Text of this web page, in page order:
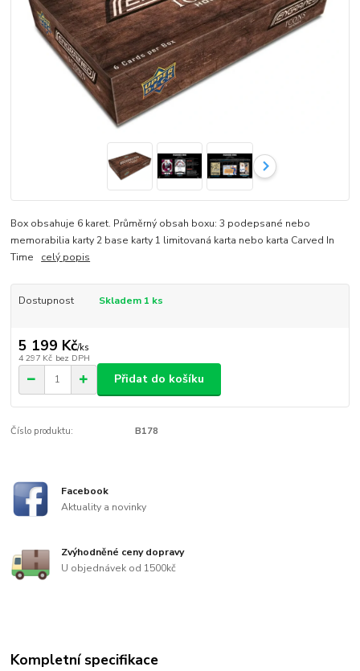
Box obsahuje 6 karet. Průměrný obsah boxu: 3 podepsané nebo
memorabilia karty 2 base karty 1 limitovaná karta nebo karta Carved In
Time celý popis
Dostupnost Skladem 1 ks
5 199 Kč/ks
4 297 Kč bez DPH
Přidat do košíku
Číslo produktu: B178
Facebook
Aktuality a novinky
Zvýhodněné ceny dopravy
U objednávek od 1500kč
Kompletní specifikace